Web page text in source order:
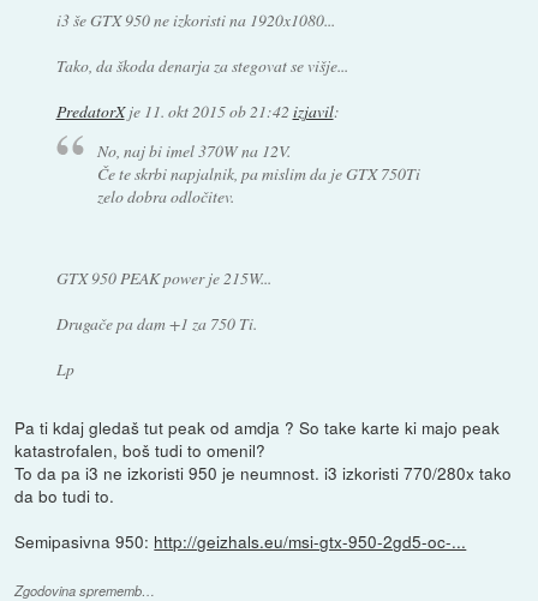
i3 še GTX 950 ne izkoristi na 1920x1080...
Tako, da škoda denarja za stegovat se višje...
PredatorXje 11. okt 2015 ob 21:42 izjavil:
No, naj bi imel 370W na 12V.
Če te skrbi napjalnik, pa mislim da je GTX 750Ti
zelo dobra odločitev.
GTX 950 PEAK power je 215W...
Drugače pa dam +1 za 750 Ti.
Lp
Pa ti kdaj gledaš tut peak od amdja ? So take karte ki majo peak
katastrofalen, boš tudi to omenil?
To da pa i3 ne izkoristi 950 je neumnost. i3 izkoristi 770/280x tako
da bo tudi to.
Semipasivna 950: http://geizhals.eu/msi-gtx-950-2gd5-oc-...
Zgodovina sprememb…